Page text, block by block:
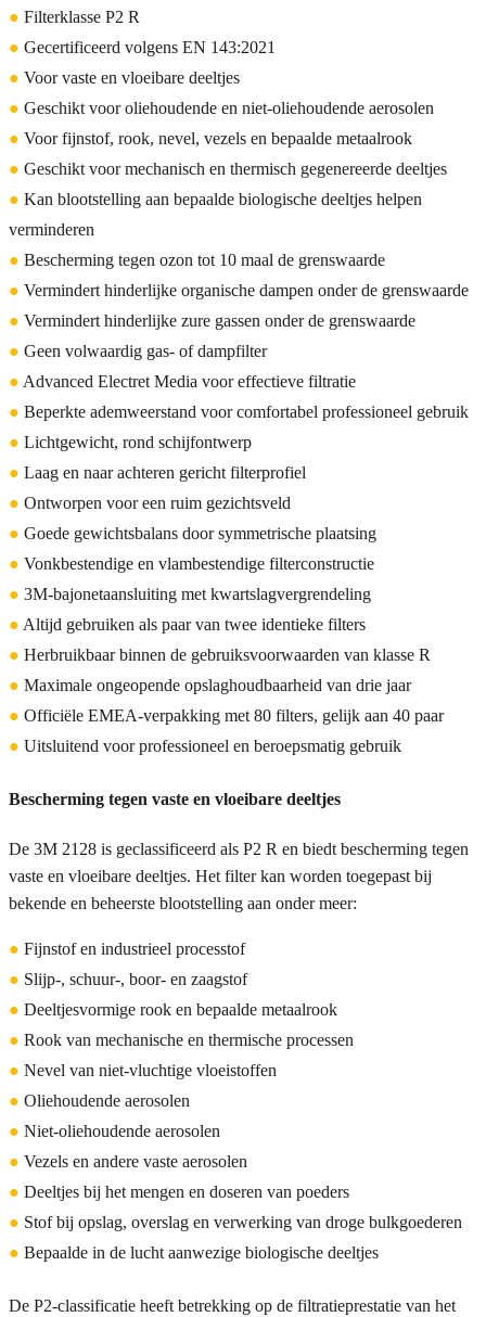
● Filterklasse P2 R
● Gecertificeerd volgens EN 143:2021
● Voor vaste en vloeibare deeltjes
● Geschikt voor oliehoudende en niet-oliehoudende aerosolen
● Voor fijnstof, rook, nevel, vezels en bepaalde metaalrook
● Geschikt voor mechanisch en thermisch gegenereerde deeltjes
● Kan blootstelling aan bepaalde biologische deeltjes helpen
verminderen
● Bescherming tegen ozon tot 10 maal de grenswaarde
● Vermindert hinderlijke organische dampen onder de grenswaarde
● Vermindert hinderlijke zure gassen onder de grenswaarde
● Geen volwaardig gas- of dampfilter
● Advanced Electret Media voor effectieve filtratie
● Beperkte ademweerstand voor comfortabel professioneel gebruik
● Lichtgewicht, rond schijfontwerp
● Laag en naar achteren gericht filterprofiel
● Ontworpen voor een ruim gezichtsveld
● Goede gewichtsbalans door symmetrische plaatsing
● Vonkbestendige en vlambestendige filterconstructie
● 3M-bajonetaansluiting met kwartslagvergrendeling
● Altijd gebruiken als paar van twee identieke filters
● Herbruikbaar binnen de gebruiksvoorwaarden van klasse R
● Maximale ongeopende opslaghoudbaarheid van drie jaar
● Officiële EMEA-verpakking met 80 filters, gelijk aan 40 paar
● Uitsluitend voor professioneel en beroepsmatig gebruik
Bescherming tegen vaste en vloeibare deeltjes
De 3M 2128 is geclassificeerd als P2 R en biedt bescherming tegen
vaste en vloeibare deeltjes. Het filter kan worden toegepast bij
bekende en beheerste blootstelling aan onder meer:
● Fijnstof en industrieel processtof
● Slijp-, schuur-, boor- en zaagstof
● Deeltjesvormige rook en bepaalde metaalrook
● Rook van mechanische en thermische processen
● Nevel van niet-vluchtige vloeistoffen
● Oliehoudende aerosolen
● Niet-oliehoudende aerosolen
● Vezels en andere vaste aerosolen
● Deeltjes bij het mengen en doseren van poeders
● Stof bij opslag, overslag en verwerking van droge bulkgoederen
● Bepaalde in de lucht aanwezige biologische deeltjes
De P2-classificatie heeft betrekking op de filtratieprestatie van het